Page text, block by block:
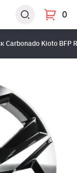
0
Carbonado Kioto BFP